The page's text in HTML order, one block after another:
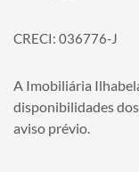
CRECI: 036776-J
A Imobiliária
disponibilidades
aviso prévio.